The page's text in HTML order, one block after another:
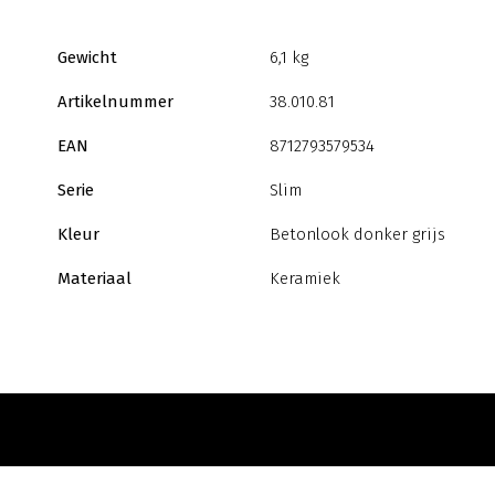
Gewicht 6,1 kg
Artikelnummer 38.010.81
EAN 8712793579534
Serie Slim
Kleur Betonlook donker grijs
Materiaal Keramiek